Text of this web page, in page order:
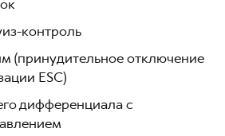
контроль
(принудительное отключение
ESC)
дифференциала с